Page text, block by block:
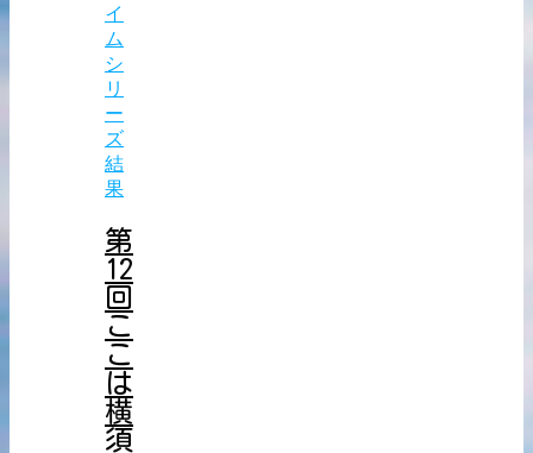
イ
ム
シ
リ
ー
ズ
結
果
第
12
回
こ
こ
は
横
須